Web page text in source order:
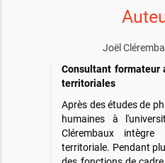
Joël
Consultant formateur
territoriales
Après des études de
humaines à
Clérembaux
territoriale. Pendant